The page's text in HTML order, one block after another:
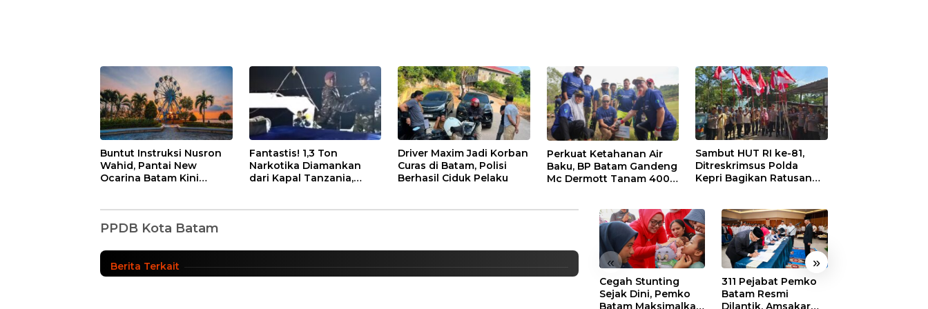
Buntut Instruksi Nusron
Wahid, Pantai New
Ocarina Batam Kini
Fantastis! 1,3 Ton
Narkotika Diamankan
dari Kapal Tanzania,
Driver Maxim Jadi Korban
Curas di Batam, Polisi
Berhasil Ciduk Pelaku
Perkuat Ketahanan Air
Baku, BP Batam Gandeng
Mc Dermott Tanam 400
Sambut HUT RI ke-81,
Ditreskrimsus Polda
Kepri Bagikan Ratusan
PPDB Kota Batam
SD & SLTP di Kota Batam Tahun 2021
News Update| Kamis, 20/05/2021 - 17:11 WIB
Berita Terkait « »
Cegah Stunting
Sejak Dini, Pemko
Batam Maksimalkan
311 Pejabat Pemko
Batam Resmi
Dilantik, Amsakar